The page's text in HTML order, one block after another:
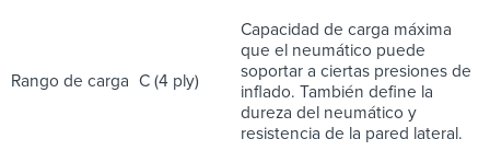
Rango de carga C (4 ply)
Capacidad de carga máxima
que el neumático puede
soportar a ciertas presiones de
inflado. También define la
dureza del neumático y
resistencia de la pared lateral.